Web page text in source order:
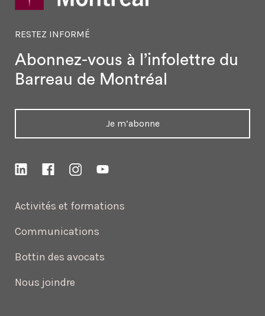
Activités et formations
Communications
Bottin des avocats
Nous joindre
RESTEZ INFORMÉ
Abonnez-vous à l’infolettre du
Barreau de Montréal
Je m’abonne